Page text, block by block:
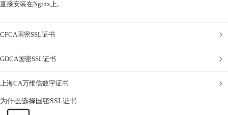
直接安装在Nginx上。
CFCA国密SSL证书
GDCA国密SSL证书
上海CA万维信数字证书
为什么选择国密SSL证书